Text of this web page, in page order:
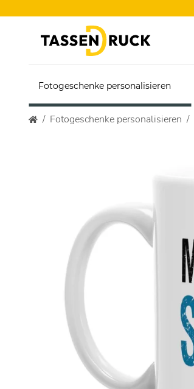
Fotogeschenke personalisieren
Fotogeschenke personalisieren